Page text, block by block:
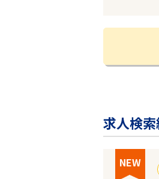
求人検
NEW